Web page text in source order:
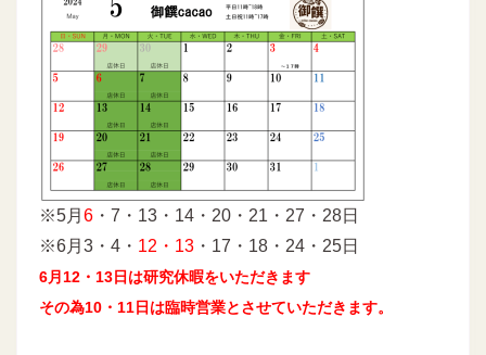
※5月 6 ・7・13・14・20・21・27・28日
※6月3・4・ 12・13 ・17・18・24・25日
6月12・13日は研究休暇をいただきます
その為10・11日は臨時営業とさせていただきます。